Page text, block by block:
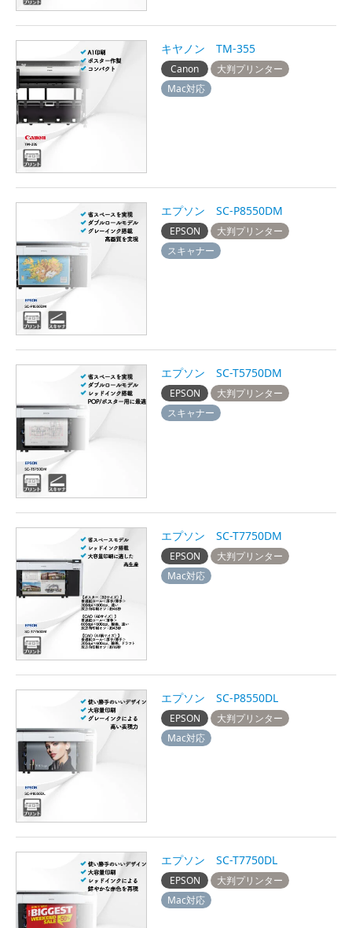
キヤノン TM-355
Canon
大判プリンター
Mac対応
エプソン SC-P8550DM
EPSON
大判プリンター
スキャナー
エプソン SC-T5750DM
EPSON
大判プリンター
スキャナー
エプソン SC-T7750DM
EPSON
大判プリンター
Mac対応
エプソン SC-P8550DL
EPSON
大判プリンター
Mac対応
エプソン SC-T7750DL
EPSON
大判プリンター
Mac対応